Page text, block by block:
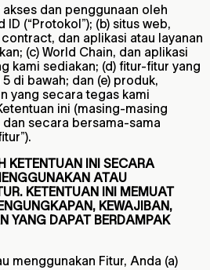
dan penggunaan oleh
(“Protokol”); (b) situs web,
dan aplikasi atau layanan
(c) World Chain, dan aplikasi
kami sediakan; (d) fitur-fitur yang
di bawah; dan (e) produk,
yang secara tegas kami
ini (masing-masing
dan secara bersama-sama
KETENTUAN INI SECARA
ATAU
KETENTUAN INI MEMUAT
KEWAJIBAN,
YANG DAPAT BERDAMPAK
menggunakan Fitur, Anda (a)